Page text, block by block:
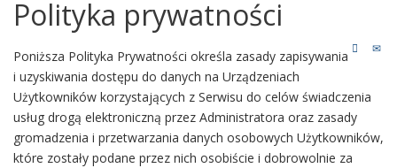
Polityka prywatności
Poniższa Polityka Prywatności określa zasady zapisywania
i uzyskiwania dostępu do danych na Urządzeniach
Użytkowników korzystających z Serwisu do celów świadczenia
usług drogą elektroniczną przez Administratora oraz zasady
gromadzenia i przetwarzania danych osobowych Użytkowników,
które zostały podane przez nich osobiście i dobrowolnie za